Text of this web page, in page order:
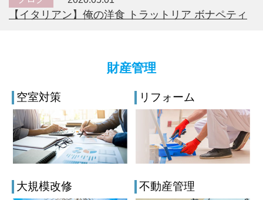
【イタリアン】俺の洋食 トラットリア ボナペティ
財産管理
空室対策 リフォーム
大規模改修 不動産管理